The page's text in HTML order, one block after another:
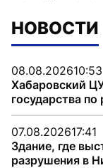
НОВОСТИ
08.08.202610:53
Хабаровский
государства
07.08.202617:41
Здание, где
разрушения в